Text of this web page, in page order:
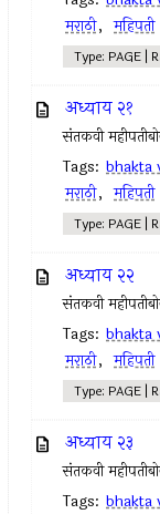
मराठी, महिपती
Type: PAGE |
अध्याय २१
संतकवी
Tags: bhakta
मराठी, महिपती
Type: PAGE |
अध्याय २२
संतकवी
Tags: bhakta
मराठी, महिपती
Type: PAGE |
अध्याय २३
संतकवी
Tags: bhakta